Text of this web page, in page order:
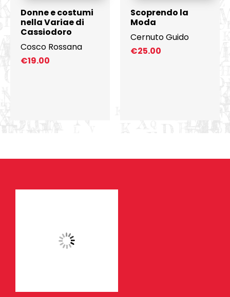
Donne e costumi
nella Variae di
Cassiodoro
Cosco Rossana
€19.00
Scoprendo la
Moda
Cernuto Guido
€25.00